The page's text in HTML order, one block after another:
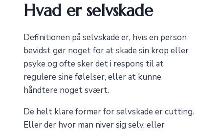
Hvad er selvskade
Definitionen på selvskade er, hvis en person
bevidst gør noget for at skade sin krop eller
psyke og ofte sker det i respons til at
regulere sine følelser, eller at kunne
håndtere noget svært.
De helt klare former for selvskade er cutting.
Eller der hvor man niver sig selv, eller